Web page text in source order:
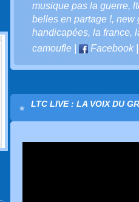
musique pas la guerre,
belles en partage !, new
handicapées, la france,
camoufle
Facebook
LTC LIVE : LA VOIX DU